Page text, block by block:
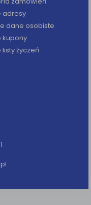
adresy
dane osobiste
kupony
listy życzeń